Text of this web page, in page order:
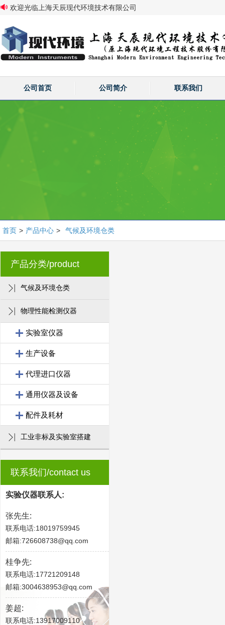
欢迎光临上海天辰现代环境技术有限公司
公司首页 公司简介 联系我们
首页 > 产品中心 > 气候及环境仓类
产品分类/product
气候及环境仓类
物理性能检测仪器
实验室仪器
生产设备
代理进口仪器
通用仪器及设备
配件及耗材
工业非标及实验室搭建
联系我们/contact us
实验仪器联系人:
张先生:
联系电话:18019759945
邮箱:726608738@qq.com
桂争先:
联系电话:17721209148
邮箱:3004638953@qq.com
姜超:
联系电话:13917009110